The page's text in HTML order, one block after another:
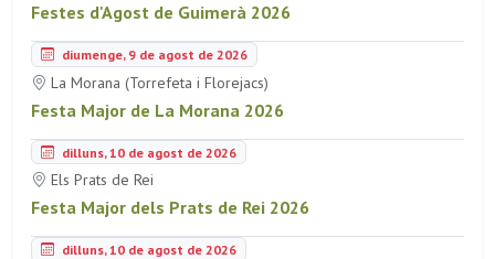
Festes d'Agost de Guimerà 2026
diumenge, 9 de agost de 2026
La Morana (Torrefeta i Florejacs)
Festa Major de La Morana 2026
dilluns, 10 de agost de 2026
Els Prats de Rei
Festa Major dels Prats de Rei 2026
dilluns, 10 de agost de 2026